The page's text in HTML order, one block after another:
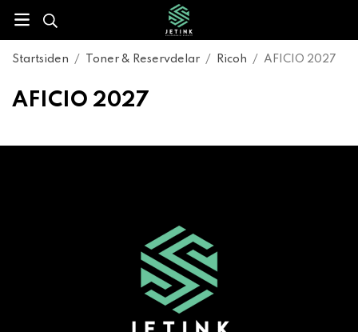
Startsiden / Toner & Reservdelar / Ricoh / AFICIO 2027
AFICIO 2027